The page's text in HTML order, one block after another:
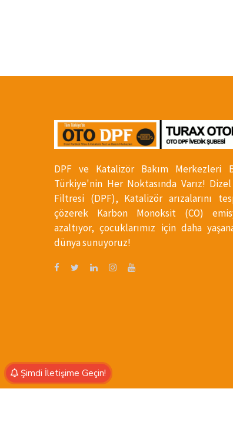
Şimdi İletişime Geçin!
DPF ve Katalizör Bakım Merkezleri
Türkiye'nin Her Noktasında Varız!
Filtresi (DPF), Katalizör arızalarını
çözerek Karbon Monoksit (CO)
azaltıyor, çocuklarımız için daha
dünya sunuyoruz!